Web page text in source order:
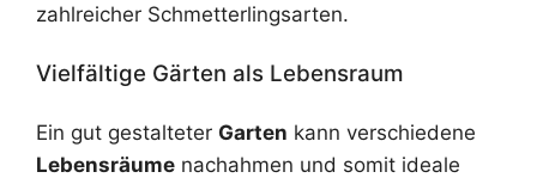
zahlreicher Schmetterlingsarten.
Vielfältige Gärten als Lebensraum
Ein gut gestalteter Garten kann verschiedene
Lebensräume nachahmen und somit ideale